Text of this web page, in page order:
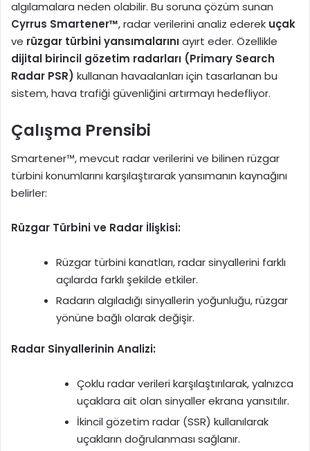
e
k
algılamalara neden olabilir. Bu soruna çözüm sunan
Cyrrus Smartener™, radar verilerini analiz ederek uçak
ve rüzgar türbini yansımalarınıayırt eder. Özellikle
dijital birincil gözetim radarları (Primary Search
Radar PSR) kullanan havaalanları için tasarlanan bu
sistem, hava trafiği güvenliğini artırmayı hedefliyor.
Çalışma Prensibi
Smartener™, mevcut radar verilerini ve bilinen rüzgar
türbini konumlarını karşılaştırarak yansımanın kaynağını
belirler:
Rüzgar Türbini ve Radar İlişkisi:
Rüzgar türbini kanatları, radar sinyallerini farklı
açılarda farklı şekilde etkiler.
Radarın algıladığı sinyallerin yoğunluğu, rüzgar
yönüne bağlı olarak değişir.
Radar Sinyallerinin Analizi:
Çoklu radar verileri karşılaştırılarak, yalnızca
uçaklara ait olan sinyaller ekrana yansıtılır.
İkincil gözetim radar (SSR) kullanılarak
uçakların doğrulanması sağlanır.